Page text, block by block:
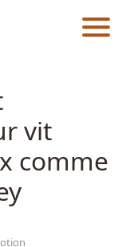
vit
comme